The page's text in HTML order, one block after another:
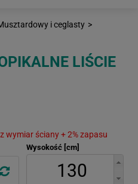
i ceglasty >
LIŚCIE
wymiar ściany + 2% zapasu
Wysokość [cm]